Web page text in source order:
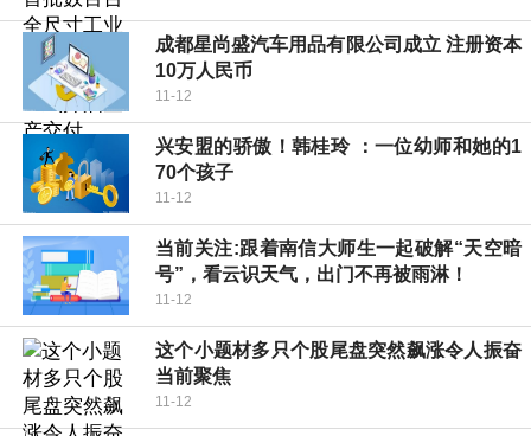
成都星尚盛汽车用品有限公司成立 注册资本
10万人民币
11-12
兴安盟的骄傲！韩桂玲 ：一位幼师和她的1
70个孩子
11-12
当前关注:跟着南信大师生一起破解“天空暗
号”，看云识天气，出门不再被雨淋！
11-12
这个小题材多只个股尾盘突然飙涨令人振奋
当前聚焦
11-12